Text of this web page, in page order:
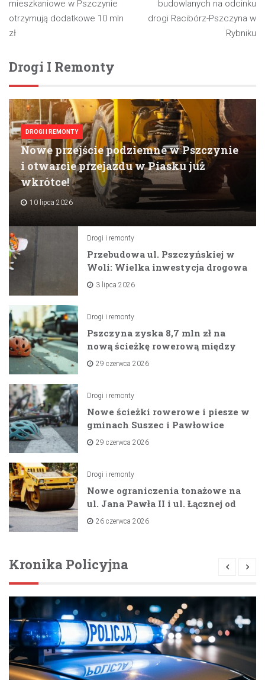
mieszkaniowe w Pszczynie
otrzymują dodatkowe 10 mln
zł
budowlanych na odcinku
drogi Racibórz-Pszczyna w
Rybniku
Drogi I Remonty
DROGI I REMONTY
Nowe przejście podziemne w Pszczynie
i otwarcie przejazdu w Piasku już
wkrótce!
10 lipca 2026
Drogi i remonty
Przebudowa ul. Pszczyńskiej w
Woli: Wielka inwestycja drogowa
na horyzoncie
3 lipca 2026
Drogi i remonty
Pszczyna zyska 8,7 mln zł na
nową ścieżkę rowerową między
zaporami
29 czerwca 2026
Drogi i remonty
Nowe ścieżki rowerowe i piesze w
gminach Suszec i Pawłowice
dzięki unijnemu wsparciu
29 czerwca 2026
Drogi i remonty
Nowe ograniczenia tonażowe na
ul. Jana Pawła II i ul. Łącznej od
lipca 2026 roku
26 czerwca 2026
Kronika Policyjna